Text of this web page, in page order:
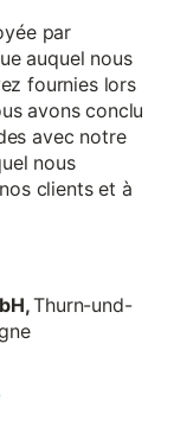
par
auquel nous
fournies lors
avons conclu
avec notre
nous
clients et à
Thurn-und-